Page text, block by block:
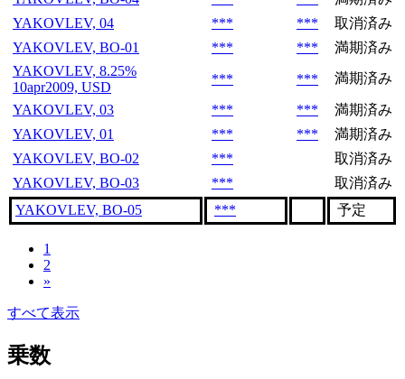
YAKOVLEV, 04
*** ***
取消済み
YAKOVLEV, BO-01
*** ***
満期済み
YAKOVLEV, 8.25%
10apr2009, USD
*** *** 満期済み
YAKOVLEV, 03 *** ***
満期済み
YAKOVLEV, 01
*** ***
満期済み
YAKOVLEV, BO-02
***
取消済み
YAKOVLEV, BO-03
***
取消済み
YAKOVLEV, BO-05
*** 予定
1
2
»
すべて表示
乗数